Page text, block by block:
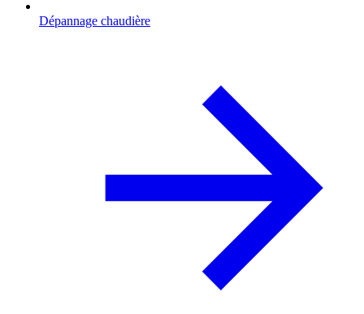
Dépannage chaudière